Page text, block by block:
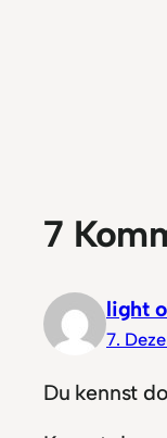
7
light
7.
Du kennst